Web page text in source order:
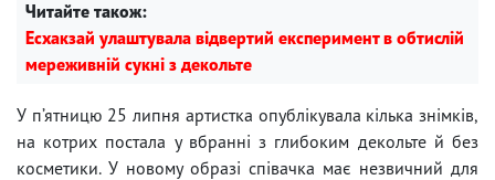
Читайте також:
Есхакзай улаштувала відвертий експеримент в обтислій
мереживній сукні з декольте
У п’ятницю 25 липня артистка опублікувала кілька знімків,
на котрих постала у вбранні з глибоким декольте й без
косметики. У новому образі співачка має незвичний для